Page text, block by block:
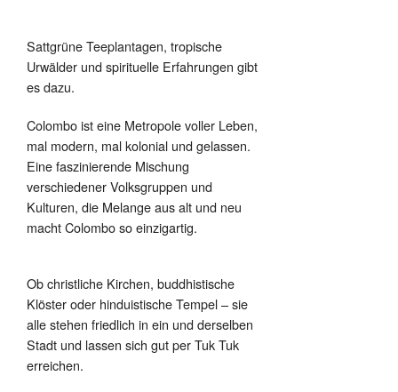
Sattgrüne Teeplantagen, tropische
Urwälder und spirituelle Erfahrungen gibt
es dazu.
Colombo ist eine Metropole voller Leben,
mal modern, mal kolonial und gelassen.
Eine faszinierende Mischung
verschiedener Volksgruppen und
Kulturen, die Melange aus alt und neu
macht Colombo so einzigartig.
Ob christliche Kirchen, buddhistische
Klöster oder hinduistische Tempel – sie
alle stehen friedlich in ein und derselben
Stadt und lassen sich gut per Tuk Tuk
erreichen.